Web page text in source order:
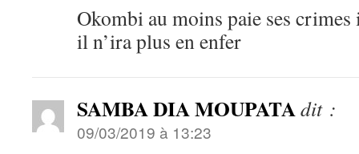
Okombi au moins paie ses
il n’ira plus en enfer
SAMBA DIA MOUPATAdit :
09/03/2019 à 13:23